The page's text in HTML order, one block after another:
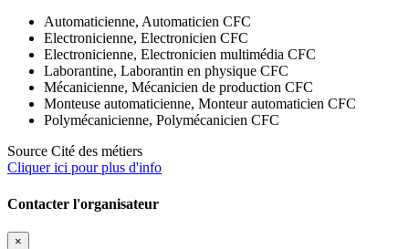
Automaticienne, Automaticien CFC
Electronicienne, Electronicien CFC
Electronicienne, Electronicien multimédia CFC
Laborantine, Laborantin en physique CFC
Mécanicienne, Mécanicien de production CFC
Monteuse automaticienne, Monteur automaticien CFC
Polymécanicienne, Polymécanicien CFC
Source Cité des métiers
Cliquer ici pour plus d'info
Contacter l'organisateur
×